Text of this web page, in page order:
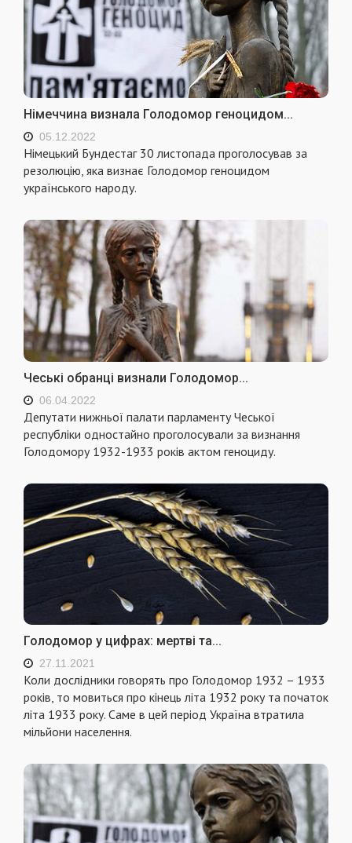
Німеччина визнала Голодомор геноцидом...
05.12.2022
Німецький Бундестаг 30 листопада проголосував за
резолюцію, яка визнає Голодомор геноцидом
українського народу.
Чеські обранці визнали Голодомор...
06.04.2022
Депутати нижньої палати парламенту Чеської
республіки одностайно проголосували за визнання
Голодомору 1932-1933 років актом геноциду.
Голодомор у цифрах: мертві та...
27.11.2021
Коли дослідники говорять про Голодомор 1932 – 1933
років, то мовиться про кінець літа 1932 року та початок
літа 1933 року. Саме в цей період Україна втратила
мільйони населення.